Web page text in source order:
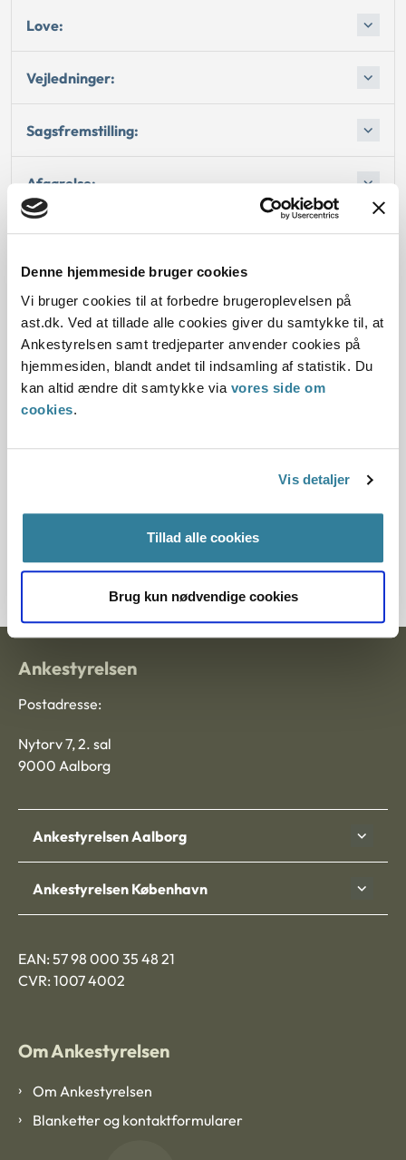
Denne hjemmeside bruger cookies
Vi bruger cookies til at forbedre brugeroplevelsen på
ast.dk. Ved at tillade alle cookies giver du samtykke til, at
Ankestyrelsen samt tredjeparter anvender cookies på
hjemmesiden, blandt andet til indsamling af statistik. Du
kan altid ændre dit samtykke via vores side om
cookies.
Vis detaljer
Tillad alle cookies
Brug kun nødvendige cookies
Love:
Vejledninger:
Sagsfremstilling:
Afgørelse:
Dato for underskrift
05.12.2003
Offentliggørelsesdato
10.07.2013
3500269-03
Ankestyrelsen
Postadresse:
Nytorv 7, 2. sal
9000 Aalborg
Ankestyrelsen Aalborg
Ankestyrelsen København
EAN: 57 98 000 35 48 21
CVR: 1007 4002
Om Ankestyrelsen
Om Ankestyrelsen
Blanketter og kontaktformularer